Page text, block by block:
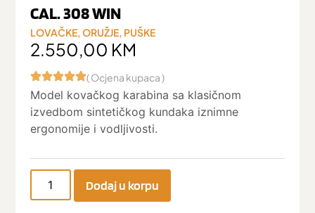
CAL. 308 WIN
LOVAČKE,ORUŽJE, PUŠKE
2.550,00 KM
( Ocjena kupaca )
Model kovačkog karabina sa klasičnom
izvedbom sintetičkog kundaka iznimne
ergonomije i vodljivosti.
Dodaj u korpu